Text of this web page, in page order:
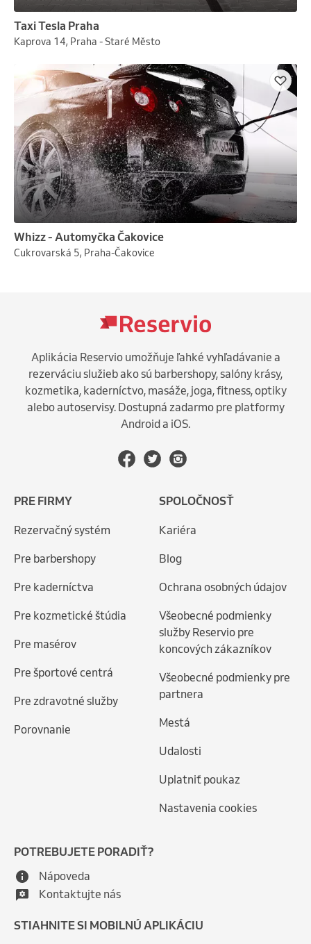
Taxi Tesla Praha
Kaprova 14, Praha - Staré Město
Whizz - Automyčka Čakovice
Cukrovarská 5, Praha-Čakovice
Aplikácia Reservio umožňuje ľahké vyhľadávanie a
rezerváciu služieb ako sú barbershopy, salóny krásy,
kozmetika, kaderníctvo, masáže, joga, fitness, optiky
alebo autoservisy. Dostupná zadarmo pre platformy
Android a iOS.
PRE FIRMY
Rezervačný systém
Pre barbershopy
Pre kaderníctva
Pre kozmetické štúdia
Pre masérov
Pre športové centrá
Pre zdravotné služby
Porovnanie
SPOLOČNOSŤ
Kariéra
Blog
Ochrana osobných údajov
Všeobecné podmienky
služby Reservio pre
koncových zákazníkov
Všeobecné podmienky pre
partnera
Mestá
Udalosti
Uplatniť poukaz
Nastavenia cookies
POTREBUJETE PORADIŤ?
Nápoveda
Kontaktujte nás
STIAHNITE SI MOBILNÚ APLIKÁCIU